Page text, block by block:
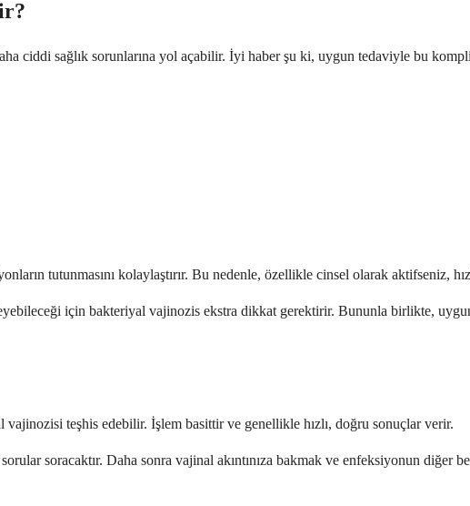
ciddi sağlık sorunlarına yol açabilir. İyi haber şu ki, uygun tedaviyle bu
tutunmasını kolaylaştırır. Bu nedenle, özellikle cinsel olarak aktifseniz,
için bakteriyal vajinozis ekstra dikkat gerektirir. Bununla birlikte,
teşhis edebilir. İşlem basittir ve genellikle hızlı, doğru sonuçlar verir.
soracaktır. Daha sonra vajinal akıntınıza bakmak ve enfeksiyonun